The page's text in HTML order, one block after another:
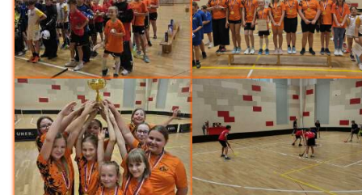
akce)
Ekotýmu (Ekoškola)